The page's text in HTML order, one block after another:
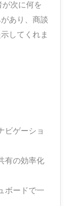
が次に何を
あり、商談
してくれま
ビゲーショ
有の効率化
ボードで一